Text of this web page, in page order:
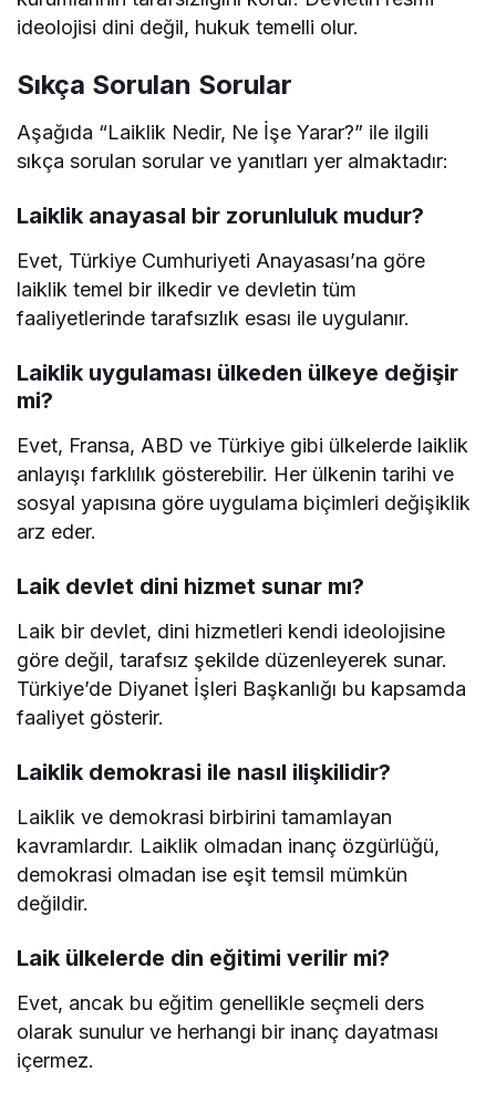
ideolojisi dini değil, hukuk temelli olur.
Sıkça Sorulan Sorular
Aşağıda “Laiklik Nedir, Ne İşe Yarar?” ile ilgili
sıkça sorulan sorular ve yanıtları yer almaktadır:
Laiklik anayasal bir zorunluluk mudur?
Evet, Türkiye Cumhuriyeti Anayasası’na göre
laiklik temel bir ilkedir ve devletin tüm
faaliyetlerinde tarafsızlık esası ile uygulanır.
Laiklik uygulaması ülkeden ülkeye değişir
mi?
Evet, Fransa, ABD ve Türkiye gibi ülkelerde laiklik
anlayışı farklılık gösterebilir. Her ülkenin tarihi ve
sosyal yapısına göre uygulama biçimleri değişiklik
arz eder.
Laik devlet dini hizmet sunar mı?
Laik bir devlet, dini hizmetleri kendi ideolojisine
göre değil, tarafsız şekilde düzenleyerek sunar.
Türkiye’de Diyanet İşleri Başkanlığı bu kapsamda
faaliyet gösterir.
Laiklik demokrasi ile nasıl ilişkilidir?
Laiklik ve demokrasi birbirini tamamlayan
kavramlardır. Laiklik olmadan inanç özgürlüğü,
demokrasi olmadan ise eşit temsil mümkün
değildir.
Laik ülkelerde din eğitimi verilir mi?
Evet, ancak bu eğitim genellikle seçmeli ders
olarak sunulur ve herhangi bir inanç dayatması
içermez.